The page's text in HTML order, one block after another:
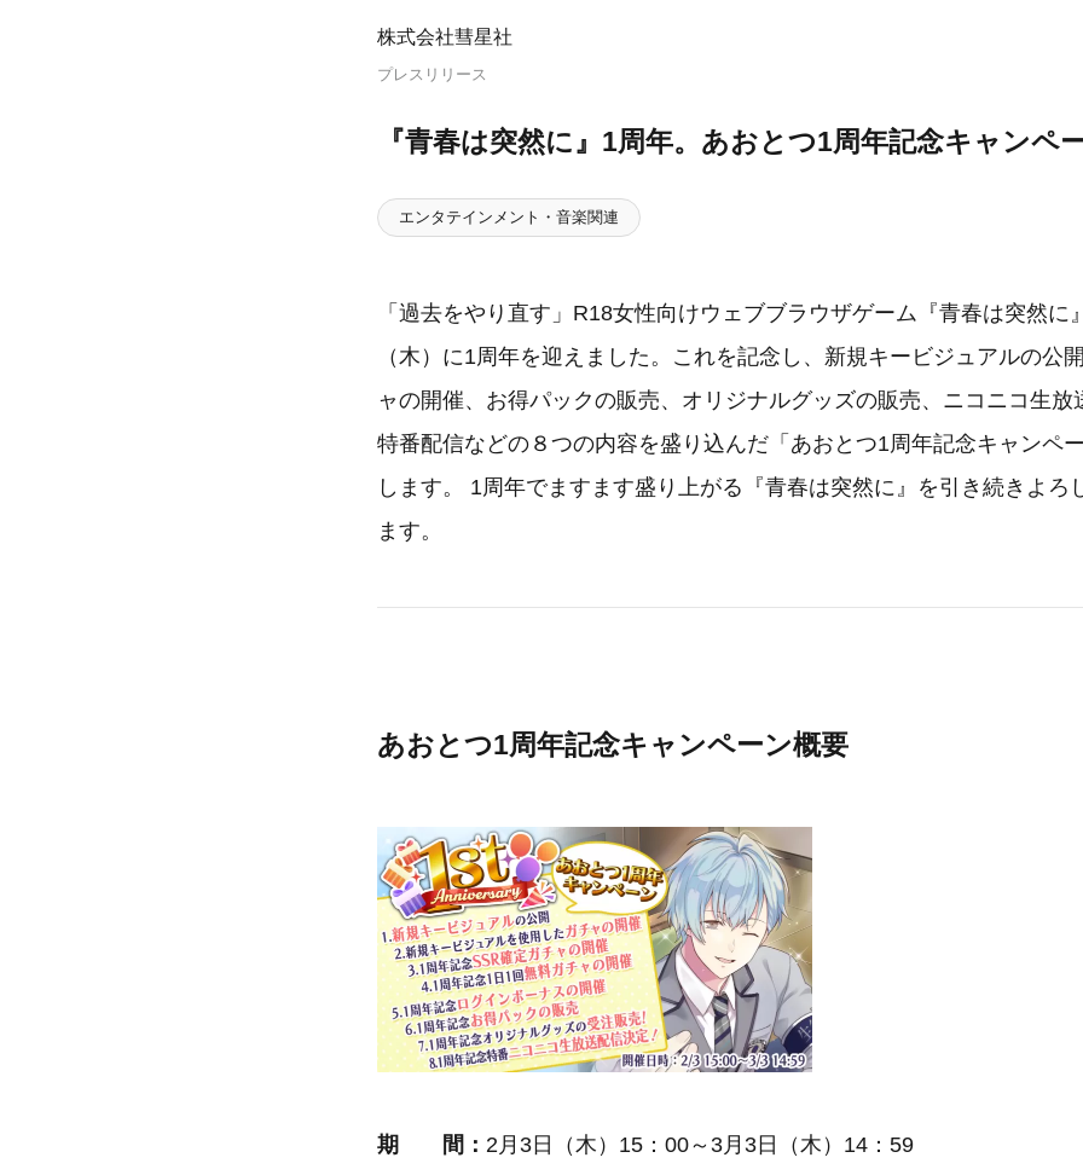
株式会社彗星社
プレスリリース
『青春は突然に』1周年。あおとつ1周年記念キャンペ
エンタテインメント・音楽関連
「過去をやり直す」R18女性向けウェブブラウザゲーム『青春は突然に
（木）に1周年を迎えました。これを記念し、新規キービジュアルの公
ャの開催、お得パックの販売、オリジナルグッズの販売、ニコニコ生放
特番配信などの８つの内容を盛り込んだ「あおとつ1周年記念キャンペ
します。 1周年でますます盛り上がる『青春は突然に』を引き続きよろ
ます。
あおとつ1周年記念キャンペーン概要
期 間： 2月3日（木）15：00～3月3日（木）14：59